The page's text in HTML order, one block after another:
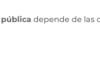
depende de las